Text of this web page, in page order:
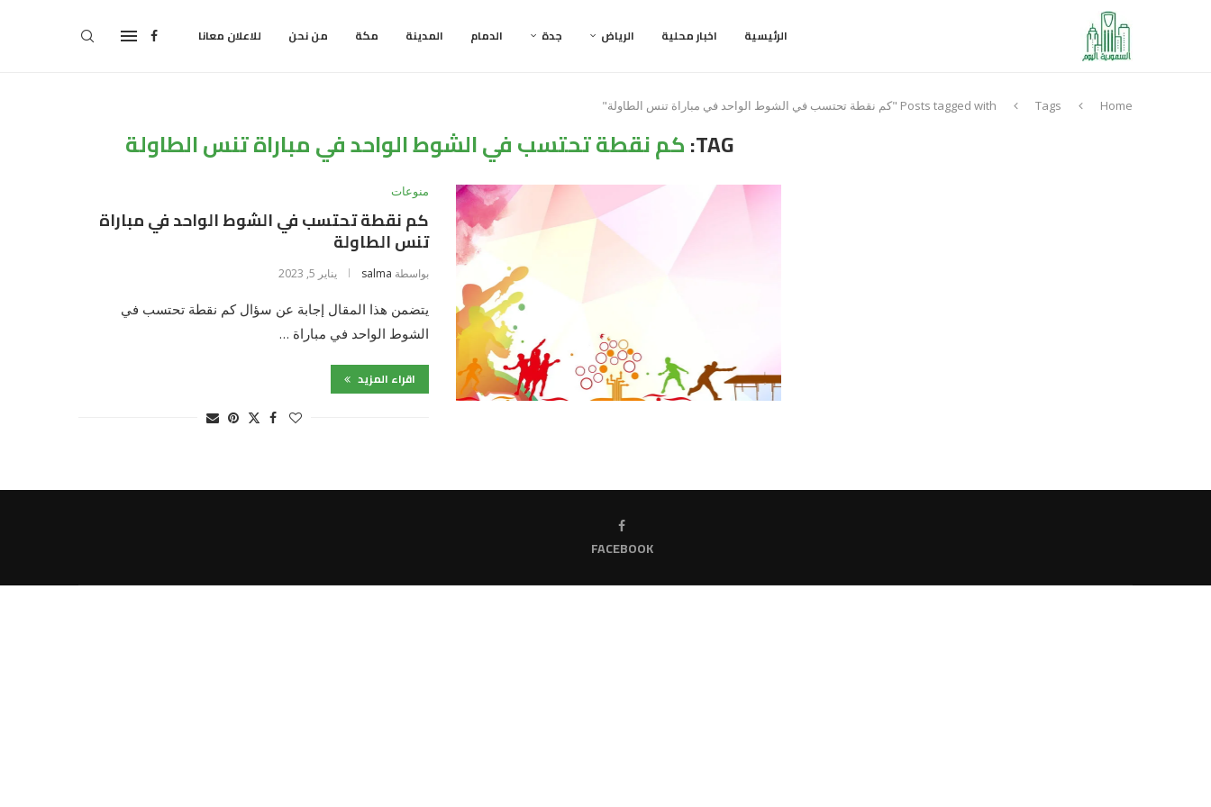
الرئيسية اخبار محلية الرياض جدة الدمام المدينة مكة من نحن للاعلان معانا
Home
Tags Posts tagged with "كم نقطة تحتسب في الشوط الواحد في مباراة تنس الطاولة"
TAG: كم نقطة تحتسب في الشوط الواحد في مباراة تنس الطاولة
منوعات
كم نقطة تحتسب في الشوط الواحد في مباراة
تنس الطاولة
بواسطة salma يناير 5, 2023
يتضمن هذا المقال إجابة عن سؤال كم نقطة تحتسب في
الشوط الواحد في مباراة …
اقراء المزيد
FACEBOOK